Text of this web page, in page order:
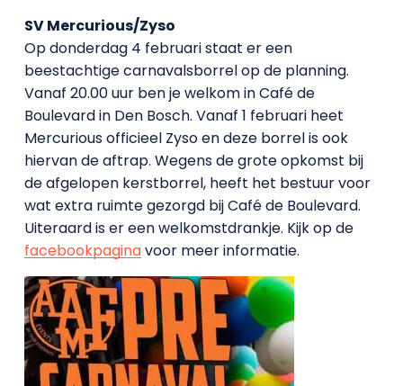
SV Mercurious/Zyso
Op donderdag 4 februari staat er een
beestachtige carnavalsborrel op de planning.
Vanaf 20.00 uur ben je welkom in Café de
Boulevard in Den Bosch. Vanaf 1 februari heet
Mercurious officieel Zyso en deze borrel is ook
hiervan de aftrap. Wegens de grote opkomst bij
de afgelopen kerstborrel, heeft het bestuur voor
wat extra ruimte gezorgd bij Café de Boulevard.
Uiteraard is er een welkomstdrankje. Kijk op de
facebookpaginavoor meer informatie.